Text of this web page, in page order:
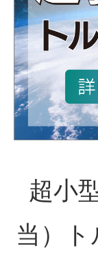
超小
当）ト